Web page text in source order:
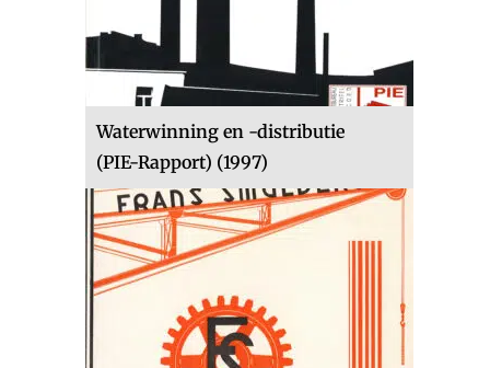
Waterwinning en -distributie
(PIE-Rapport) (1997)